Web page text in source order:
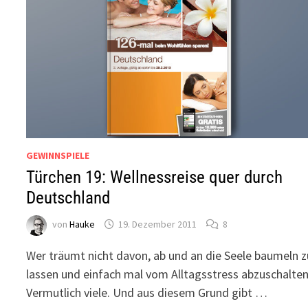
GEWINNSPIELE
Türchen 19: Wellnessreise quer durch
Deutschland
vonHauke 19. Dezember 2011 8
Wer träumt nicht davon, ab und an die Seele baumeln
lassen und einfach mal vom Alltagsstress
Vermutlich viele. Und aus diesem Grund gibt …